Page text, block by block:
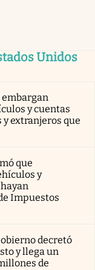
Unidos
y cuentas
y extranjeros que
que
y
Impuestos
decretó
y llega un
de